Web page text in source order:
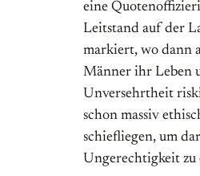
eine
Leitstand auf der
markiert, wo dann
Männer ihr Leben
Unversehrtheit
schon massiv
schiefliegen, um
Ungerechtigkeit zu